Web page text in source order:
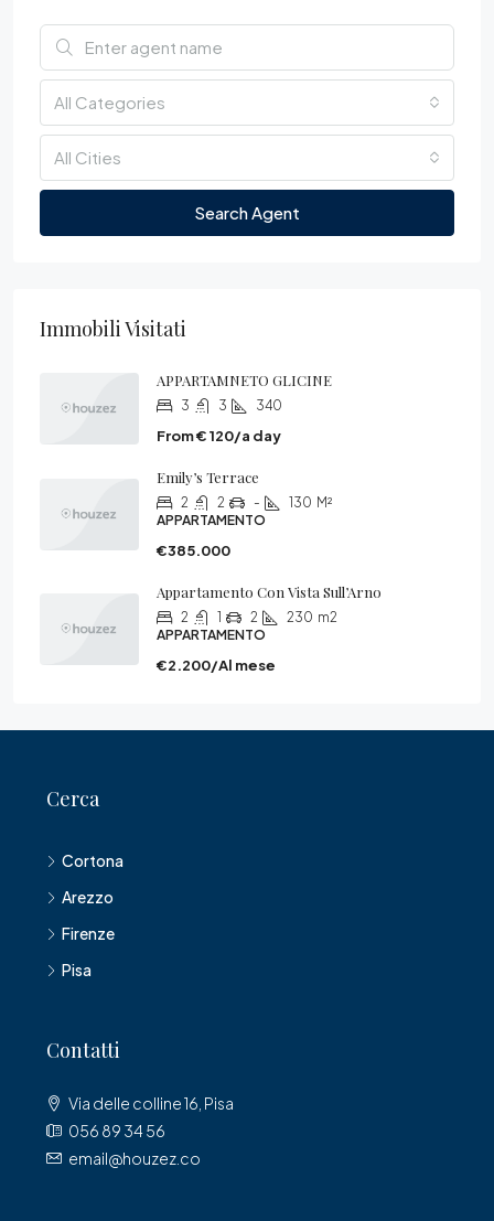
All Categories
All Cities
Search Agent
Immobili Visitati
APPARTAMNETO GLICINE
3 3 340
From € 120/a day
Emily’s Terrace
2 2 - 130 M²
APPARTAMENTO
€385.000
Appartamento Con Vista Sull’Arno
2 1 2 230 m2
APPARTAMENTO
€2.200/Al mese
Cerca
Cortona
Arezzo
Firenze
Pisa
Contatti
Via delle colline 16, Pisa
056 89 34 56
email@houzez.co